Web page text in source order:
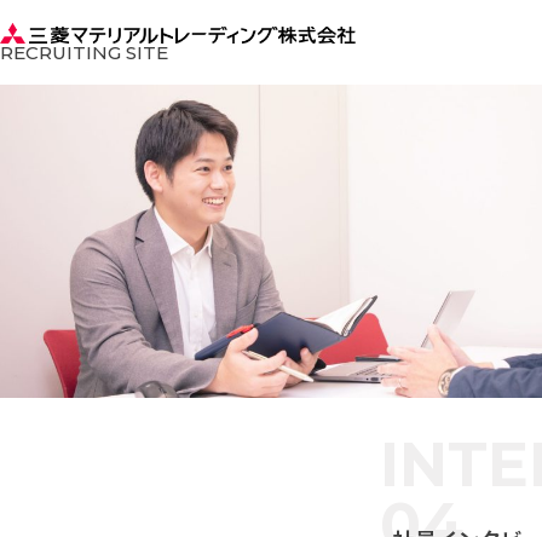
RECRUITING SITE